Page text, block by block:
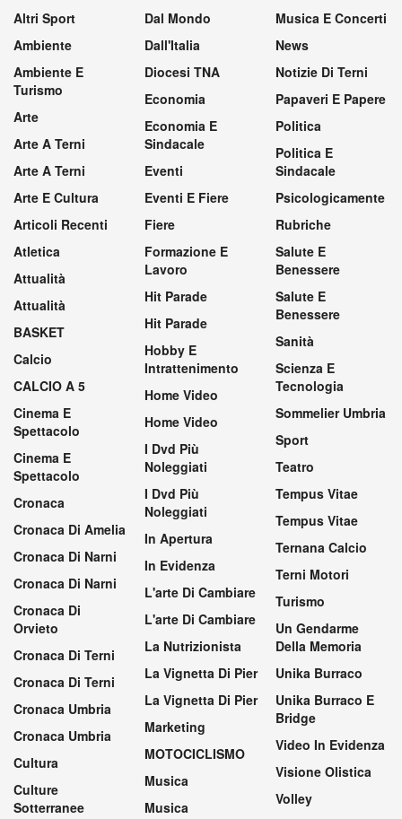
Altri Sport
Ambiente
Ambiente E
Turismo
Arte
Arte A Terni
Arte A Terni
Arte E Cultura
Articoli Recenti
Atletica
Attualità
Attualità
BASKET
Calcio
CALCIO A 5
Cinema E
Spettacolo
Cinema E
Spettacolo
Cronaca
Cronaca Di Amelia
Cronaca Di Narni
Cronaca Di Narni
Cronaca Di
Orvieto
Cronaca Di Terni
Cronaca Di Terni
Cronaca Umbria
Cronaca Umbria
Cultura
Culture
Sotterranee
Dal Mondo
Dall'Italia
Diocesi TNA
Economia
Economia E
Sindacale
Eventi
Eventi E Fiere
Fiere
Formazione E
Lavoro
Hit Parade
Hit Parade
Hobby E
Intrattenimento
Home Video
Home Video
I Dvd Più
Noleggiati
I Dvd Più
Noleggiati
In Apertura
In Evidenza
L'arte Di Cambiare
L'arte Di Cambiare
La Nutrizionista
La Vignetta Di Pier
La Vignetta Di Pier
Marketing
MOTOCICLISMO
Musica
Musica
Musica E Concerti
News
Notizie Di Terni
Papaveri E Papere
Politica
Politica E
Sindacale
Psicologicamente
Rubriche
Salute E
Benessere
Salute E
Benessere
Sanità
Scienza E
Tecnologia
Sommelier Umbria
Sport
Teatro
Tempus Vitae
Tempus Vitae
Ternana Calcio
Terni Motori
Turismo
Un Gendarme
Della Memoria
Unika Burraco
Unika Burraco E
Bridge
Video In Evidenza
Visione Olistica
Volley